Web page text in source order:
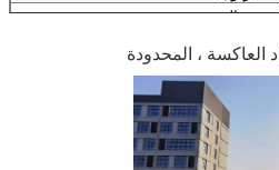
جمع الشحن
العاكسة ، المحدودة